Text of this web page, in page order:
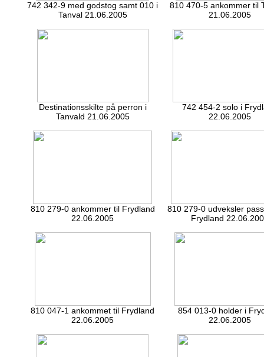
742 342-9 med godstog samt 010 i
Tanval 21.06.2005
810 470-5 ankommer til
21.06.2005
Destinationsskilte på perron i
Tanvald 21.06.2005
742 454-2 solo i
22.06.2005
810 279-0 ankommer til Frydland
22.06.2005
810 279-0 udveksler
Frydland
810 047-1 ankommet til Frydland
22.06.2005
854 013-0 holder i
22.06.2005